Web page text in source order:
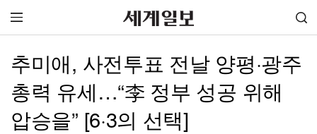
추미애, 사전투표 전날 양평·광주
총력 유세…“李 정부 성공 위해
압승을” [6·3의 선택]